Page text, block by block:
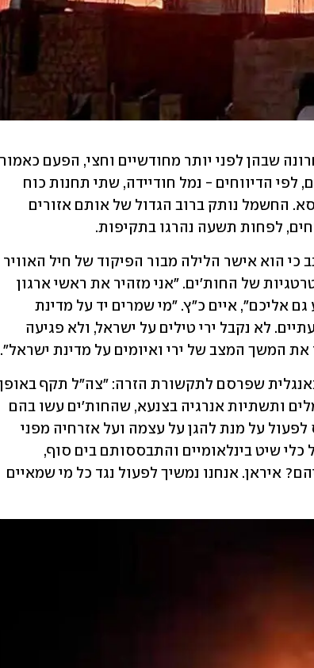
לפחות תשעה נהרגו בתקיפות.
המשך המצב של ירי ואיומים על מדינת ישראל".